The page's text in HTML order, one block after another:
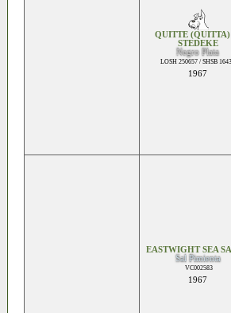
QUITTE (QUITTA)
STEDEKE
Negro Plata
LOSH 250657 / SHSB
1967
EASTWIGHT SEA
Sal Pimienta
VC002583
1967